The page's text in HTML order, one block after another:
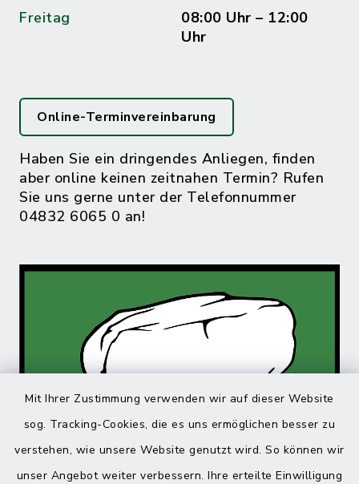
Mit Ihrer Zustimmung verwenden wir auf dieser Website
sog. Tracking-Cookies, die es uns ermöglichen besser zu
verstehen, wie unsere Website genutzt wird. So können wir
unser Angebot weiter verbessern. Ihre erteilte Einwilligung
Freitag
08:00 Uhr – 12:00
Uhr
Online-Terminvereinbarung
Haben Sie ein dringendes Anliegen, finden
aber online keinen zeitnahen Termin? Rufen
Sie uns gerne unter der Telefonnummer
04832 6065 0 an!